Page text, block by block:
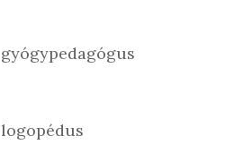
gyógypedagógus
logopédus